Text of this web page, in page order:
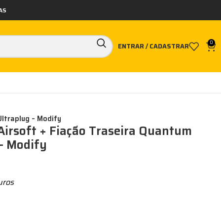
ENTRAR / CADASTRAR 0
– Modify
+ Fiação Traseira Quantum
Modify